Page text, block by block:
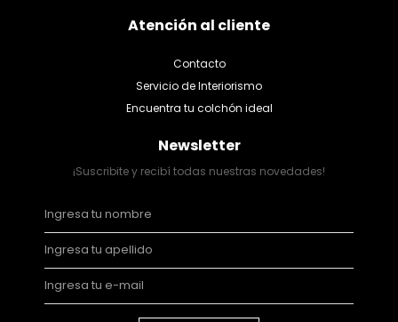
Atención al cliente
Contacto
Servicio de Interiorismo
Encuentra tu colchón ideal
Newsletter
¡Suscribite y recibí todas nuestras novedades!